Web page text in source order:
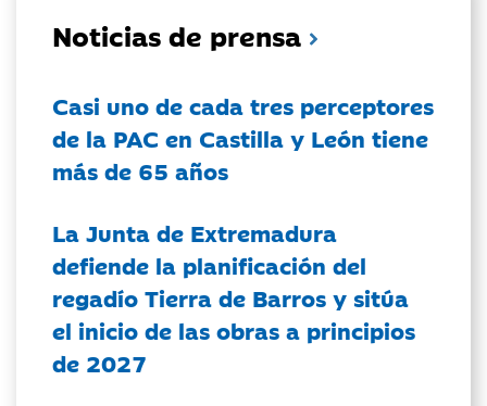
Noticias de prensa
Casi uno de cada tres perceptores
de la PAC en Castilla y León tiene
más de 65 años
La Junta de Extremadura
defiende la planificación del
regadío Tierra de Barros y sitúa
el inicio de las obras a principios
de 2027